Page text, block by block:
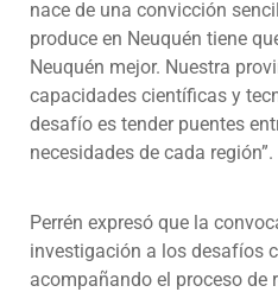
nace de una convicción
produce en Neuquén tiene
Neuquén mejor. Nuestra
capacidades científicas y
desafío es tender puentes
necesidades de cada región”.
Perrén expresó que la
investigación a los desafíos
acompañando el proceso de